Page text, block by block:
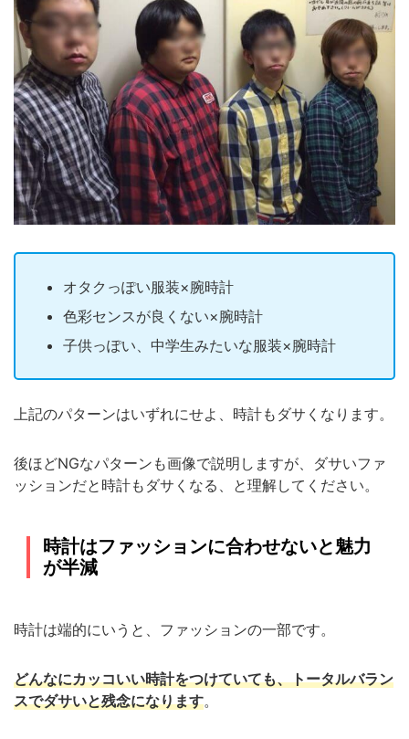
オタクっぽい服装×腕時計
色彩センスが良くない×腕時計
子供っぽい、中学生みたいな服装×腕時計
上記のパターンはいずれにせよ、時計もダサくなります。
後ほどNGなパターンも画像で説明しますが、ダサいファ
ッションだと時計もダサくなる、と理解してください。
時計はファッションに合わせないと魅力
が半減
時計は端的にいうと、ファッションの一部です。
どんなにカッコいい時計をつけていても、トータルバラン
スでダサいと残念になります。